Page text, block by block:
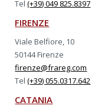
Tel(+39) 049 825.8397
FIRENZE
Viale Belfiore, 10
50144 Firenze
firenze@frareg.com
Tel(+39) 055.0317.642
CATANIA